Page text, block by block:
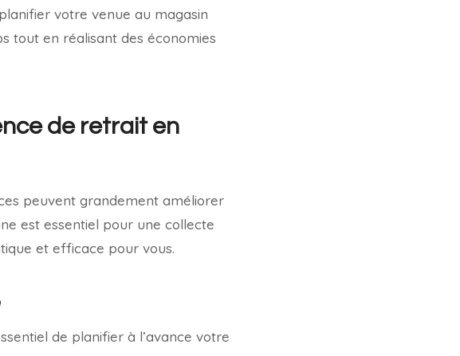
votre venue au magasin
tout en réalisant des économies
de retrait en
peuvent grandement améliorer
est essentiel pour une collecte
et efficace pour vous.
de planifier à l’avance votre